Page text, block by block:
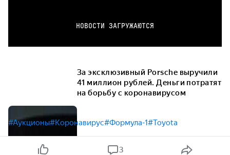
НОВОСТИ ЗАГРУЖАЮТСЯ
За эксклюзивный Porsche выручили
41 миллион рублей. Деньги потратят
на борьбу с коронавирусом
#Аукционы#Коронавирус#Формула-1#Toyota
3